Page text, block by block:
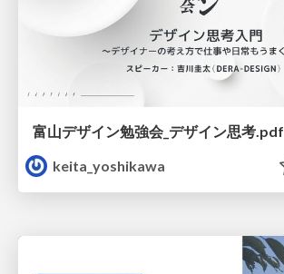
富山デザイン勉強会_デザイン思考.pdf
keita_yoshikawa